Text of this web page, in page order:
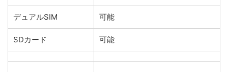
デュアルSIM 可能
SDカード 可能